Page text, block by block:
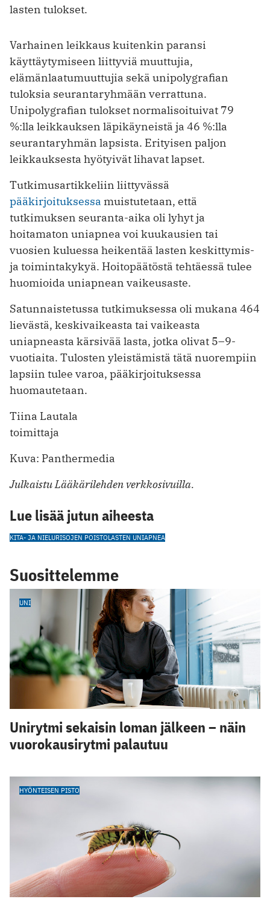
lasten tulokset.
Varhainen leikkaus kuitenkin paransi
käyttäytymiseen liittyviä muuttujia,
elämänlaatumuuttujia sekä unipolygrafian
tuloksia seurantaryhmään verrattuna.
Unipolygrafian tulokset normalisoituivat 79
%:lla leikkauksen läpikäyneistä ja 46 %:lla
seurantaryhmän lapsista. Erityisen paljon
leikkauksesta hyötyivät lihavat lapset.
Tutkimusartikkeliin liittyvässä
pääkirjoituksessa muistutetaan, että
tutkimuksen seuranta-aika oli lyhyt ja
hoitamaton uniapnea voi kuukausien tai
vuosien kuluessa heikentää lasten keskittymis-
ja toimintakykyä. Hoitopäätöstä tehtäessä tulee
huomioida uniapnean vaikeusaste.
Satunnaistetussa tutkimuksessa oli mukana 464
lievästä, keskivaikeasta tai vaikeasta
uniapneasta kärsivää lasta, jotka olivat 5–9-
vuotiaita. Tulosten yleistämistä tätä nuorempiin
lapsiin tulee varoa, pääkirjoituksessa
huomautetaan.
Tiina Lautala
toimittaja
Kuva: Panthermedia
Julkaistu Lääkärilehden verkkosivuilla.
Lue lisää jutun aiheesta
KITA- JA NIELURISOJEN POISTOLASTEN UNIAPNEA
Suosittelemme
UNI
Unirytmi sekaisin loman jälkeen – näin
vuorokausirytmi palautuu
HYÖNTEISEN PISTO